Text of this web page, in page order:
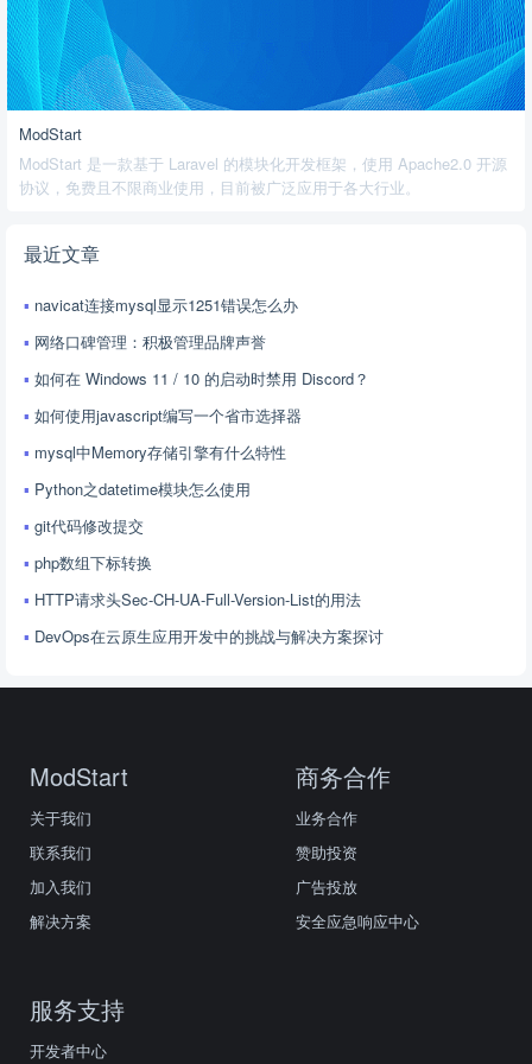
ModStart
ModStart 是一款基于 Laravel 的模块化开发框架，使用 Apache2.0 开源
协议，免费且不限商业使用，目前被广泛应用于各大行业。
最近文章
navicat连接mysql显示1251错误怎么办
网络口碑管理：积极管理品牌声誉
如何在 Windows 11 / 10 的启动时禁用 Discord？
如何使用javascript编写一个省市选择器
mysql中Memory存储引擎有什么特性
Python之datetime模块怎么使用
git代码修改提交
php数组下标转换
HTTP请求头Sec-CH-UA-Full-Version-List的用法
DevOps在云原生应用开发中的挑战与解决方案探讨
ModStart
关于我们
联系我们
加入我们
解决方案
商务合作
业务合作
赞助投资
广告投放
安全应急响应中心
服务支持
开发者中心